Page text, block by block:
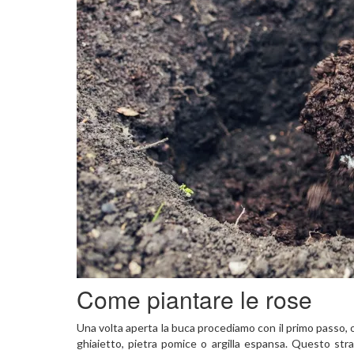
Come piantare le rose
Una volta aperta la buca procediamo con il primo
ghiaietto, pietra pomice o argilla espansa. Questo